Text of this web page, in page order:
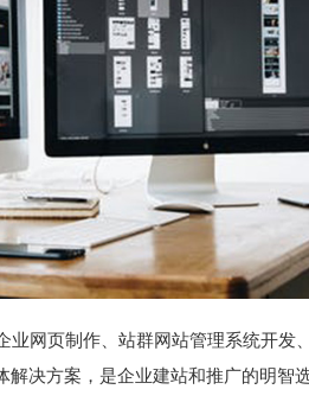
网页制作、站群网站管理系统开发
决方案，是企业建站和推广的明智